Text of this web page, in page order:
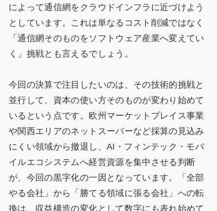
によって通信網をクラウドインフラに近づけよう
としています。これは単なるコスト削減ではなく
「通信網そのものをソフトウェア産業へ変えてい
く」挑戦とも言えるでしょう。
今回の決算で注目したいのは、その技術的挑戦と
並行して、資本の使い方そのものが変わり始めて
いるという点です。欧州マーケットプレイス事業
や関西エリアのネットスーパーなど採算の見込み
にくい領域から撤退し、AI・フィンテック・モバ
イルエコシステムへ経営資源を集中させる判断
が、今回の黒字化の一因となっています。「全部
やる会社」から「勝てる領域に張る会社」への転
換は、収益構造の変化として数字にも表れ始めて